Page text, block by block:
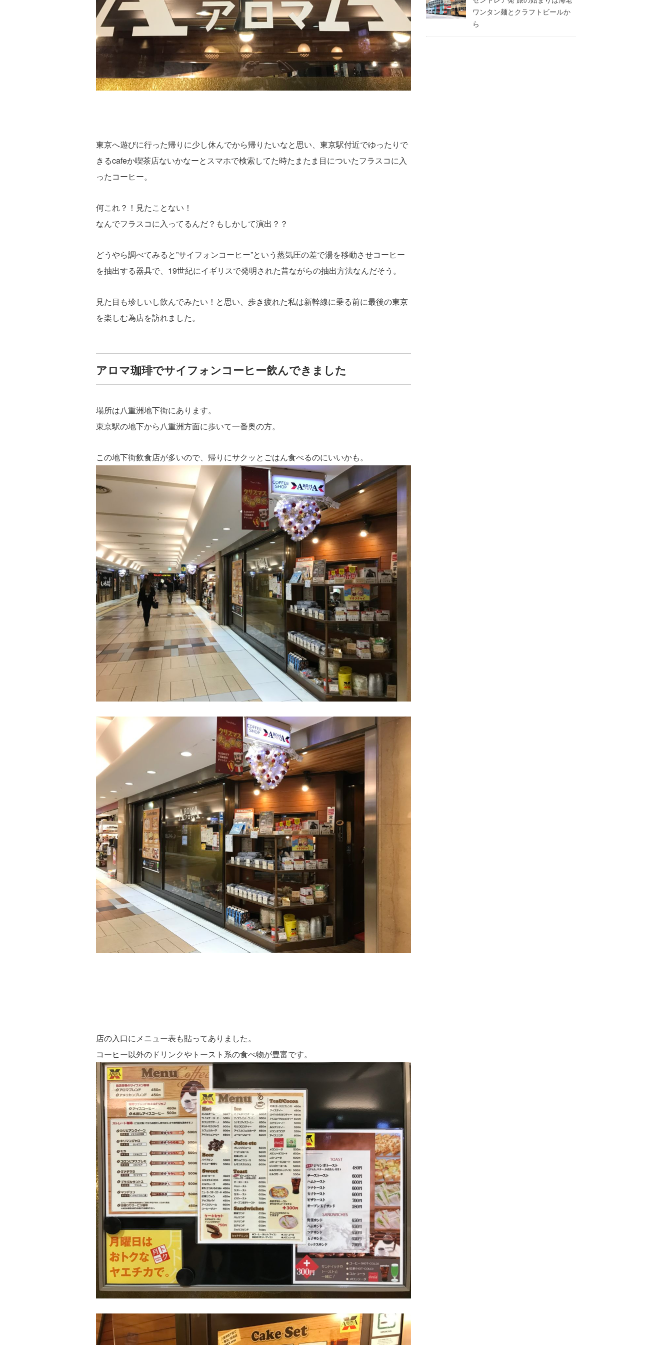
東京へ遊びに行った帰りに少し休んでから帰りたいなと思い、東京駅付近でゆったりで
きるcafeか喫茶店ないかなーとスマホで検索してた時たまたま目についたフラスコに入
ったコーヒー。
何これ？！見たことない！
なんでフラスコに入ってるんだ？もしかして演出？？
どうやら調べてみると”サイフォンコーヒー”という蒸気圧の差で湯を移動させコーヒー
を抽出する器具で、19世紀にイギリスで発明された昔ながらの抽出方法なんだそう。
見た目も珍しいし飲んでみたい！と思い、歩き疲れた私は新幹線に乗る前に最後の東京
を楽しむ為店を訪れました。
アロマ珈琲でサイフォンコーヒー飲んできました
場所は八重洲地下街にあります。
東京駅の地下から八重洲方面に歩いて一番奥の方。
この地下街飲食店が多いので、帰りにサクッとごはん食べるのにいいかも。
店の入口にメニュー表も貼ってありました。
コーヒー以外のドリンクやトースト系の食べ物が豊富です。
ワンタン麺とクラフトビールか
ら